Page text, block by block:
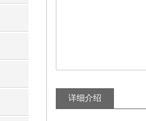
详细介绍